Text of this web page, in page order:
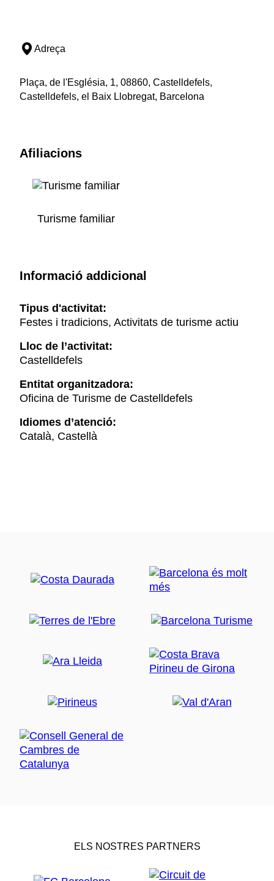
Adreça
Plaça, de l'Església, 1, 08860, Castelldefels,
Castelldefels, el Baix Llobregat, Barcelona
Afiliacions
Turisme familiar
Informació addicional
Tipus d'activitat:
Festes i tradicions, Activitats de turisme actiu
Lloc de l’activitat:
Castelldefels
Entitat organitzadora:
Oficina de Turisme de Castelldefels
Idiomes d’atenció:
Català, Castellà
ELS NOSTRES PARTNERS